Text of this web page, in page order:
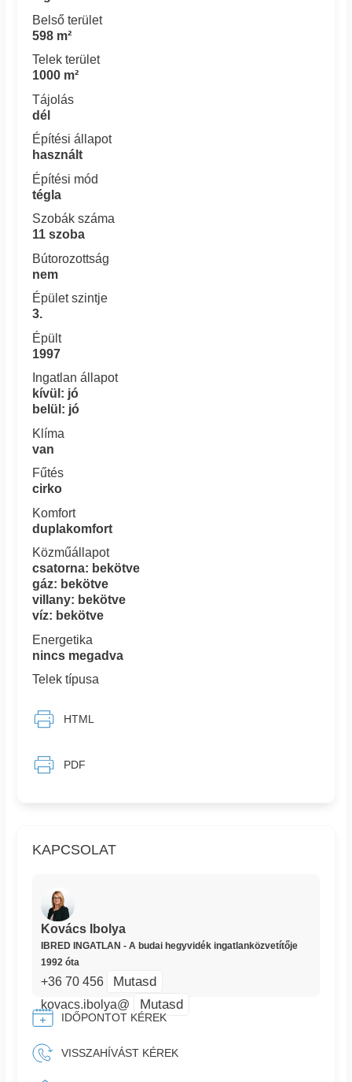
KAPCSOLAT
Kovács Ibolya
IBRED INGATLAN - A budai hegyvidék ingatlanközvetítője
1992 óta
+36 70 456 Mutasd
kovacs.ibolya@ Mutasd
IDŐPONTOT KÉREK
VISSZAHÍVÁST KÉREK
Belső terület
598 m²
Telek terület
1000 m²
Tájolás
dél
Építési állapot
használt
Építési mód
tégla
Szobák száma
11 szoba
Bútorozottság
nem
Épület szintje
3.
Épült
1997
Ingatlan állapot
kívül: jó
belül: jó
Klíma
van
Fűtés
cirko
Komfort
duplakomfort
Közműállapot
csatorna: bekötve
gáz: bekötve
villany: bekötve
víz: bekötve
Energetika
nincs megadva
Telek típusa
HTML
PDF